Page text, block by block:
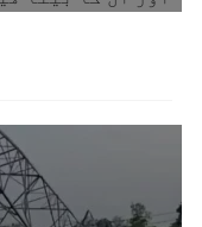
بلوچستان
گمشدگیاں